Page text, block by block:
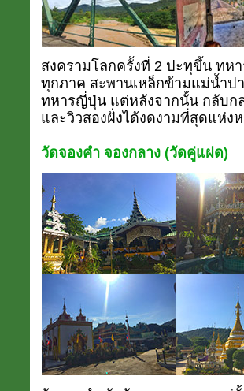
สงครามโลกครั้งที่ 2 ปะทุขึ้น ทห
ทุกภาค สะพานเหล็กข้ามแม่น้ำป
ทหารญี่ปุ่น แต่หลังจากนั้น กลับก
และวิวสองฝั่งได้งดงามที่สุดแห่ง
วัดจองคำ จองกลาง (วัดคู่แฝด)